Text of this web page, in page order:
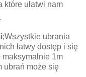
ułatwi nam
;Wszystkie ubrania
łatwy dostęp i się
maksymalnie 1m
ubrań może się